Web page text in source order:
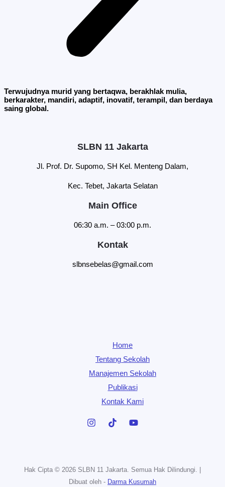
Terwujudnya murid yang bertaqwa, berakhlak mulia,
berkarakter, mandiri, adaptif, inovatif, terampil, dan berdaya
saing global.
SLBN 11 Jakarta
Jl. Prof. Dr. Supomo, SH Kel. Menteng Dalam,
Kec. Tebet, Jakarta Selatan
Main Office
06:30 a.m. – 03:00 p.m.
Kontak
slbnsebelas@gmail.com
Home
Tentang Sekolah
Manajemen Sekolah
Publikasi
Kontak Kami
Hak Cipta © 2026 SLBN 11 Jakarta. Semua Hak Dilindungi. |
Dibuat oleh - Darma Kusumah